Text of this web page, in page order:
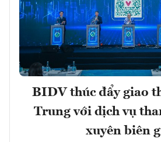
BIDV thúc đẩy giao
Trung với dịch vụ
xuyên biên